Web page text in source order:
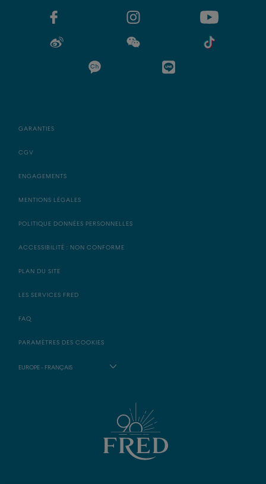
GARANTIES
CGV
ENGAGEMENTS
MENTIONS LÉGALES
POLITIQUE DONNÉES PERSONNELLES
ACCESSIBILITÉ : NON CONFORME
PLAN DU SITE
LES SERVICES FRED
FAQ
PARAMÈTRES DES COOKIES
EUROPE - FRANÇAIS